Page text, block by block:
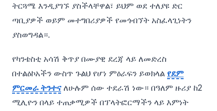
ትርጓሜ እንዲያገኙ ያስችላቸዋል፣ ይህም ወደ ተለያዩ ድር
ጣቢያዎች ወይም መተግበሪያዎች የመጎብኘት አስፈላጊነትን
ያስወግዳል።.
የካንቴስቲ አሳሽ ቅጥያ በሙያዊ ደረጃ ላይ ለመድረስ
በተልዕኮአችን ውስጥ ጉልህ የሆነ ምዕራፍን ይወክላል የደም
ምርመራ ትንተናለሁሉም ሰው ተደራሽ ነው። በዓለም ዙሪያ ከ2
ሚሊዮን በላይ ተጠቃሚዎች በፕላትፎርማችን ላይ እምነት